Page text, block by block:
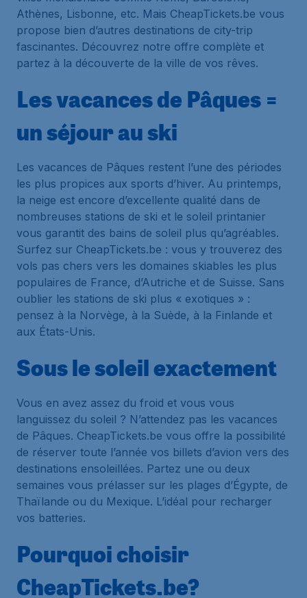
Athènes, Lisbonne, etc. Mais CheapTickets.be vous
propose bien d’autres destinations de city-trip
fascinantes. Découvrez notre offre complète et
partez à la découverte de la ville de vos rêves.
Les vacances de Pâques =
un séjour au ski
Les vacances de Pâques restent l’une des périodes
les plus propices aux sports d’hiver. Au printemps,
la neige est encore d’excellente qualité dans de
nombreuses stations de ski et le soleil printanier
vous garantit des bains de soleil plus qu’agréables.
Surfez sur CheapTickets.be : vous y trouverez des
vols pas chers vers les domaines skiables les plus
populaires de France, d’Autriche et de Suisse. Sans
oublier les stations de ski plus « exotiques » :
pensez à la Norvège, à la Suède, à la Finlande et
aux États-Unis.
Sous le soleil exactement
Vous en avez assez du froid et vous vous
languissez du soleil ? N’attendez pas les vacances
de Pâques. CheapTickets.be vous offre la possibilité
de réserver toute l’année vos billets d’avion vers des
destinations ensoleillées. Partez une ou deux
semaines vous prélasser sur les plages d’Égypte, de
Thaïlande ou du Mexique. L’idéal pour recharger
vos batteries.
Pourquoi choisir
CheapTickets.be?